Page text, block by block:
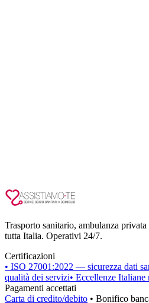
Trasporto sanitario, ambulanza
tutta Italia. Operativi 24/7.
Certificazioni
• ISO 27001:2022 — sicurezza dati
qualità dei servizi• Eccellenze Italiane
Pagamenti accettati
Carta di credito/debito • Bonifico